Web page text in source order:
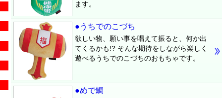
ます。
●うちでのこづち
欲しい物、願い事を唱えて振ると、何か出
てくるかも!? そんな期待をしながら楽しく
遊べるうちでのこづちのおもちゃです。
●めで鯛